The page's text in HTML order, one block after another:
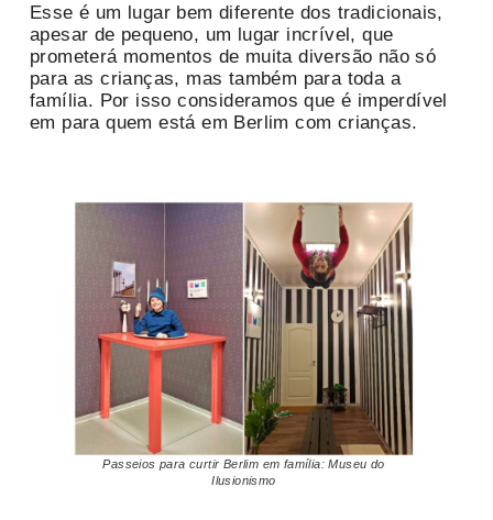
Esse é um lugar bem diferente dos tradicionais,
apesar de pequeno, um lugar incrível, que
prometerá momentos de muita diversão não só
para as crianças, mas também para toda a
família. Por isso consideramos que é imperdível
em para quem está em Berlim com crianças.
Passeios para curtir Berlim em família: Museu do
Ilusionismo